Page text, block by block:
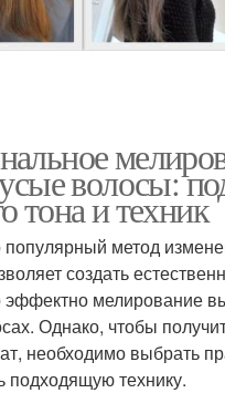
волосы:
тона и техник
метод
создать
эффектно мелирование
Однако, чтобы
необходимо выбрать
подходящую технику.